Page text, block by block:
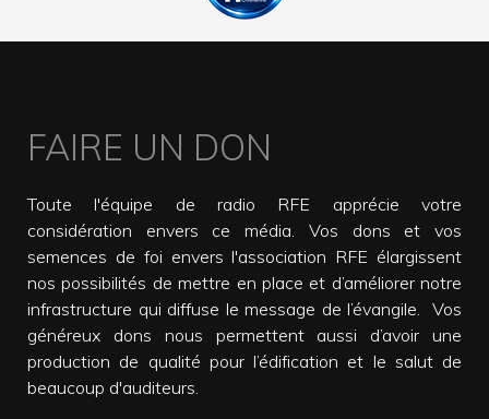
FAIRE UN DON
Toute l'équipe de radio RFE apprécie votre
considération envers ce média. Vos dons et vos
semences de foi envers l'association RFE élargissent
nos possibilités de mettre en place et d’améliorer notre
infrastructure qui diffuse le message de l’évangile. Vos
généreux dons nous permettent aussi d’avoir une
production de qualité pour l’édification et le salut de
beaucoup d'auditeurs.